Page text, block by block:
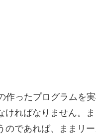
作ったプログラムを
ければなりません。
であれば、ままリ